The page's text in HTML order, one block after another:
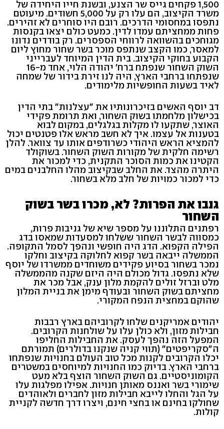
1,500 פקחים גייס שר הצנע, ובשנת חייו היחידה של
משרד הקיצוב, הם עלו רק על 5,000 חשודים. מיעוטם
נתפסו במחסומי הדרכים. רובם היו סוחרים לא זהירים.
פחות ממחציתם עמדו לדין. כמעט כולם יצאו בקנסות
מגוחכים בהשוואה לרווחי הספסרים. רק בודדים נדונו
למאסר, כמו הקצב שנתפס מוכר בשר שחור מחוץ ליום
הקבוע בחוקי הקיצוב. בית הדין המיוחד לעברייני
השוק השחור שנפתח ברח' יהודה הלוי, אחד מ-16
שנפתחו ברחבי הארץ, היה לנו זירת בידור של שמחה
לאיד בשעות החופשיות מלימודים.
דב יוסף האשים בזיכרונותיו את "עצלנות" בתי הדין
בכישלון מלחמתו בשוק השחור, ואת תרומת פקידי
האוצר, שתקעו לו מקלות בגלגלים, במקום לבוא
בטענות אל עצמו. איך לא חשב מראש אלו פטנטים יכול
להמציא הראש היהודי כשרודפים אותו עד צוואר. להלן
רשימה חלקית של מקורות השוק השחור. בשוקולד
הקטינו את כמות הסוכר התקנית, כדי למכור את
היתרה מהצד. את החלב שבקיצוב מהלו החלבנים במים
כדי למכור כמויות של חלב מלא בשחור.
גנבו את הפרות? לא, מכרו בשר בשוק
השחור
רפתנים התלוננו על מספר שיא של גניבות פרות,
כמסווה לבשר השחור ששלחו למסעדות שמאסו בדג
הפילה הקפוא. הדג היה חופשי ונהפך לסמל התקופה.
הממשלה ייבאה בשר קפוא לחלוקה בקיצוב וחלקו
נמכר בשחור בסיוע פקידים משוחדים ממשרדו של יוסף
שלא נתפסו. גדול מכולם היה היזם שקנה מהממשלה
מלט וברזל זולים להקמת מלון ענק, אבל מכר את
מחציתם בשוק השחור ובעודף מימן את בניית המלון
שהוקם במחצית הנפח המקורי.
יהודים אמריקנים שלחו לקרוביהם בארץ רבבות
חבילות מזון, ולא כולן עלו על שולחנות הקרובים.
המפעל הזה נהפך לעסק. את החבילות החליפו
ה"סקריפטים" (תווי קניה שנקנו בדולרים) תמורתם
יכלו הקרובים לקנות מכל טוב העולם בחנויות שנפתחו
ברחבי הארץ. בדיוק כמו החנויות למיוחסים במשטרים
הקומוניסטיים. גם השוק השחור הוצף בלא מעט
שימורי בשר ואננס מאותן חנויות. אפילו מפלגות עלו
על הגל והחלו לייבא חבילות מזון לחברים ולאוהדים
שחולקו בחינם או בחצי חינם, ויצרו דרך חדשה לקניית
קולות.